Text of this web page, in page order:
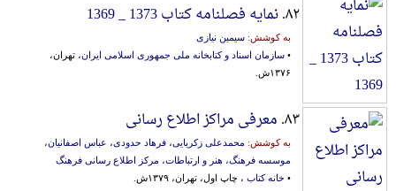
۸۲. نمایه فصلنامه کتاب 1373 _ 1369
به کوشش: سیمین نیازی
• سازمان اسناد و کتابخانه ملی جمهوری اسلامی ایران، تهران،
۱۳۷۶ش.
۸۳. معرفی مراکز اطلاع رسانی
به کوشش: محمدعلی زکریایی، فرهاد حدودی، عباس اصفانیان،
موسسه فرهنگ، هنر و ارتباطات، مرکز اطلاع‌ رسانی‌ فرهنگ‌
• خانه کتاب ، چاپ اول، تهران، ۱۳۷۹ش.